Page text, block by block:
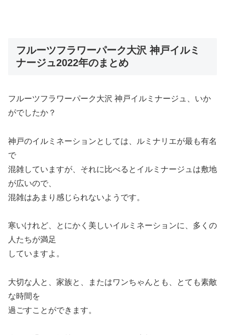
フルーツフラワーパーク大沢 神戸イルミ
ナージュ2022年のまとめ
フルーツフラワーパーク大沢 神戸イルミナージュ、いか
がでしたか？
神戸のイルミネーションとしては、ルミナリエが最も有名
で
混雑していますが、それに比べるとイルミナージュは敷地
が広いので、
混雑はあまり感じられないようです。
寒いけれど、とにかく美しいイルミネーションに、多くの
人たちが満足
していますよ。
大切な人と、家族と、またはワンちゃんとも、とても素敵
な時間を
過ごすことができます。